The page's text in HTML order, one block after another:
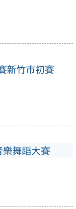
新竹市初賽
舞蹈大賽